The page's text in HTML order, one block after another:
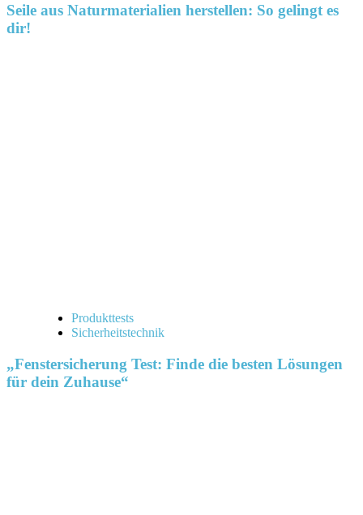
Seile aus Naturmaterialien herstellen: So gelingt es
dir!
Produkttests
Sicherheitstechnik
„Fenstersicherung Test: Finde die besten Lösungen
für dein Zuhause“